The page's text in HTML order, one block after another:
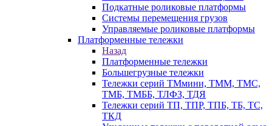
Подкатные роликовые платформы
Системы перемещения грузов
Управляемые роликовые платформы
Платформенные тележки
Назад
Платформенные тележки
Большегрузные тележки
Тележки серий ТМмини, ТММ, ТМС,
ТМБ, ТМББ, ТЛФЗ, ТДЯ
Тележки серий ТП, ТПР, ТПБ, ТБ, ТС,
ТКД